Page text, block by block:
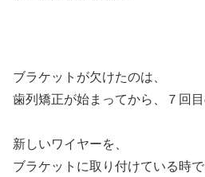
ブラケットが欠けたのは、
歯列矯正が始まってから、７回目
新しいワイヤーを、
ブラケットに取り付けている時で